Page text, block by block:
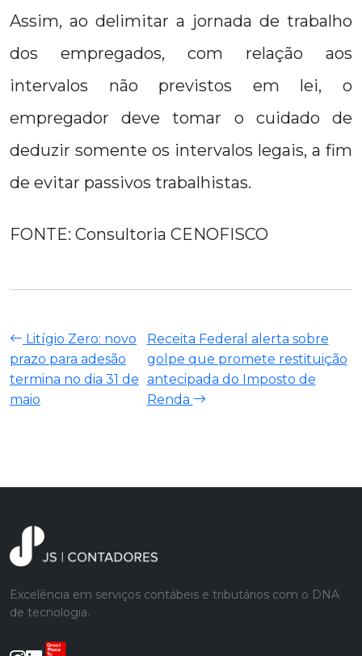
Assim, ao delimitar a jornada de trabalho
dos empregados, com relação aos
intervalos não previstos em lei, o
empregador deve tomar o cuidado de
deduzir somente os intervalos legais, a fim
de evitar passivos trabalhistas.
FONTE: Consultoria CENOFISCO
Litígio Zero: novo
prazo para adesão
termina no dia 31 de
maio
Receita Federal alerta sobre
golpe que promete restituição
antecipada do Imposto de
Renda
Excelência em serviços contábeis e tributários com o DNA
de tecnologia.